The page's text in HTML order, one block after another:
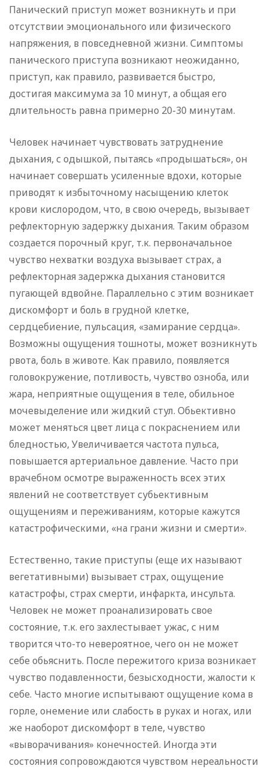
Панический приступ может возникнуть и при
отсутствии эмоционального или физического
напряжения, в повседневной жизни. Симптомы
панического приступа возникают неожиданно,
приступ, как правило, развивается быстро,
достигая максимума за 10 минут, а общая его
длительность равна примерно 20-30 минутам.
Человек начинает чувствовать затруднение
дыхания, с одышкой, пытаясь «продышаться», он
начинает совершать усиленные вдохи, которые
приводят к избыточному насыщению клеток
крови кислородом, что, в свою очередь, вызывает
рефлекторную задержку дыхания. Таким образом
создается порочный круг, т.к. первоначальное
чувство нехватки воздуха вызывает страх, а
рефлекторная задержка дыхания становится
пугающей вдвойне. Параллельно с этим возникает
дискомфорт и боль в грудной клетке,
сердцебиение, пульсация, «замирание сердца».
Возможны ощущения тошноты, может возникнуть
рвота, боль в животе. Как правило, появляется
головокружение, потливость, чувство озноба, или
жара, неприятные ощущения в теле, обильное
мочевыделение или жидкий стул. Обьективно
может меняться цвет лица с покраснением или
бледностью, Увеличивается частота пульса,
повышается артериальное давление. Часто при
врачебном осмотре выраженность всех этих
явлений не соответствует субьективным
ощущениям и переживаниям, которые кажутся
катастрофическими, «на грани жизни и смерти».
Естественно, такие приступы (еще их называют
вегетативными) вызывает страх, ощущение
катастрофы, страх смерти, инфаркта, инсульта.
Человек не может проанализировать свое
состояние, т.к. его захлестывает ужас, с ним
творится что-то невероятное, чего он не может
себе обьяснить. После пережитого криза возникает
чувство подавленности, безысходности, жалости к
себе. Часто многие испытывают ощущение кома в
горле, онемение или слабость в руках и ногах, или
же наоборот дискомфорт в теле, чувство
«выворачивания» конечностей. Иногда эти
состояния сопровождаются чувством нереальности